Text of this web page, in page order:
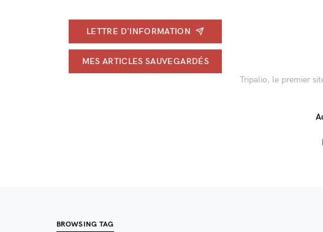
LETTRE D'INFORMATION
MES ARTICLES SAUVEGARDÉS
Tripalio, le premier
BROWSING TAG